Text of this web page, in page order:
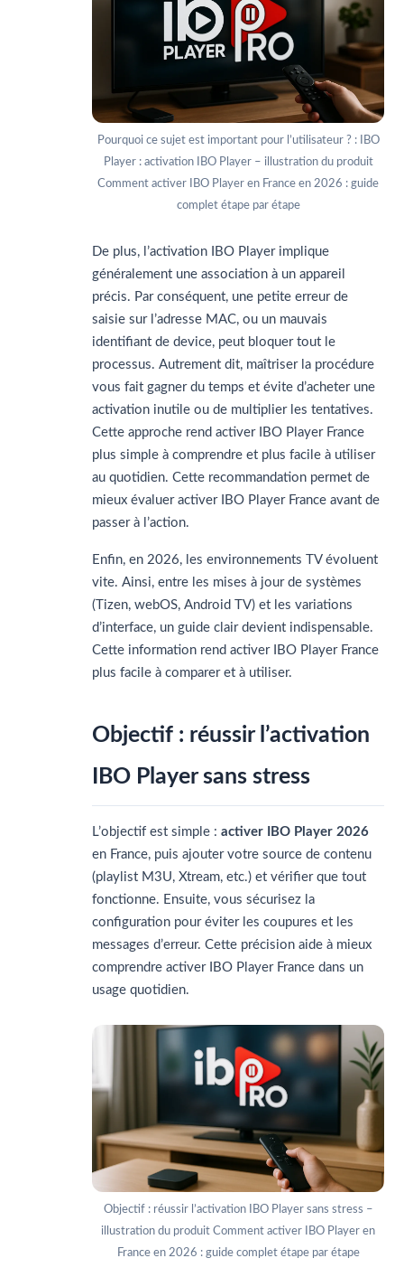
Pourquoi ce sujet est important pour l’utilisateur ? : IBO
Player : activation IBO Player – illustration du produit
Comment activer IBO Player en France en 2026 : guide
complet étape par étape
De plus, l’activation IBO Player implique
généralement une association à un appareil
précis. Par conséquent, une petite erreur de
saisie sur l’adresse MAC, ou un mauvais
identifiant de device, peut bloquer tout le
processus. Autrement dit, maîtriser la procédure
vous fait gagner du temps et évite d’acheter une
activation inutile ou de multiplier les tentatives.
Cette approche rend activer IBO Player France
plus simple à comprendre et plus facile à utiliser
au quotidien.Cette recommandation permet de
mieux évaluer activer IBO Player France avant de
passer à l’action.
Enfin, en 2026, les environnements TV évoluent
vite. Ainsi, entre les mises à jour de systèmes
(Tizen, webOS, Android TV) et les variations
d’interface, un guide clair devient indispensable.
Cette information rend activer IBO Player France
plus facile à comparer et à utiliser.
Objectif : réussir l’activation
IBO Player sans stress
L’objectif est simple :activer IBO Player 2026
en France, puis ajouter votre source de contenu
(playlist M3U, Xtream, etc.) et vérifier que tout
fonctionne. Ensuite, vous sécurisez la
configuration pour éviter les coupures et les
messages d’erreur.Cette précision aide à mieux
comprendre activer IBO Player France dans un
usage quotidien.
Objectif : réussir l’activation IBO Player sans stress –
illustration du produit Comment activer IBO Player en
France en 2026 : guide complet étape par étape